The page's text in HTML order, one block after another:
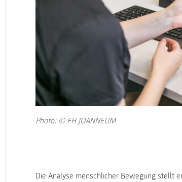
Photo: © FH JOANNEUM
Die Analyse menschlicher Bewegung stellt